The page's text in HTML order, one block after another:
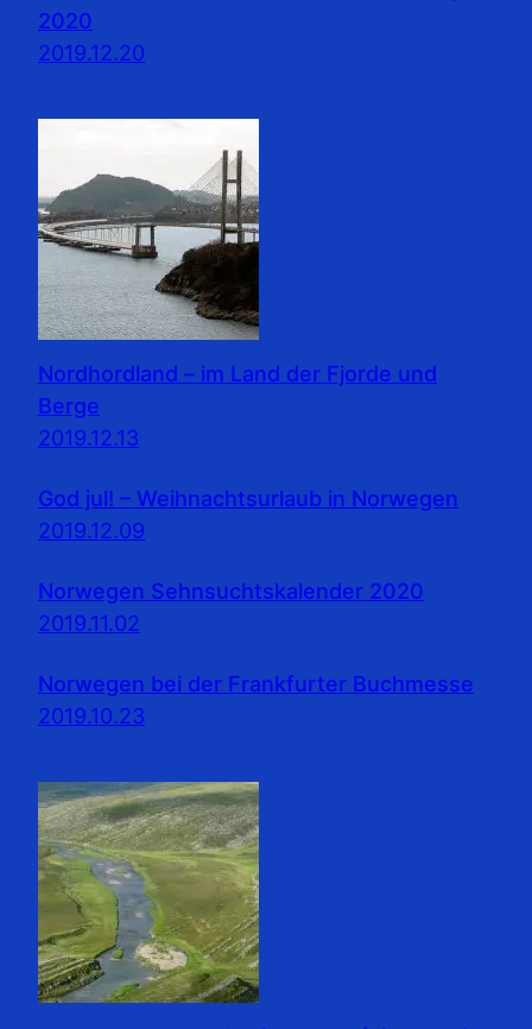
2020
2019.12.20
Nordhordland – im Land der Fjorde und
Berge
2019.12.13
God jul! – Weihnachtsurlaub in Norwegen
2019.12.09
Norwegen Sehnsuchtskalender 2020
2019.11.02
Norwegen bei der Frankfurter Buchmesse
2019.10.23